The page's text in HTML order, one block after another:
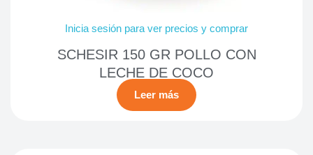
Inicia sesión para ver precios y comprar
SCHESIR 150 GR POLLO CON
LECHE DE COCO
Leer más